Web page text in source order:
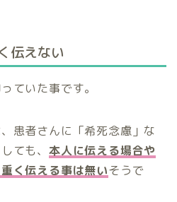
伝えない
ていた事です。
患者さんに「希死念慮」な
ても、 本人に伝える場合や
く伝える事は無いそうで